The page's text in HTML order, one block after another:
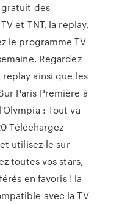
des
et TNT, la replay,
le programme TV
Regardez
ainsi que les
Paris Première à
: Tout va
Téléchargez
utilisez-le sur
toutes vos stars,
en favoris ! la
avec la TV